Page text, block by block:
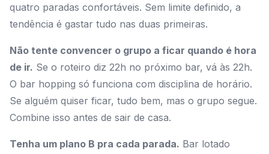
quatro paradas confortáveis. Sem limite definido, a
tendência é gastar tudo nas duas primeiras.
Não tente convencer o grupo a ficar quando é hora
de ir. Se o roteiro diz 22h no próximo bar, vá às 22h.
O bar hopping só funciona com disciplina de horário.
Se alguém quiser ficar, tudo bem, mas o grupo segue.
Combine isso antes de sair de casa.
Tenha um plano B pra cada parada. Bar lotado